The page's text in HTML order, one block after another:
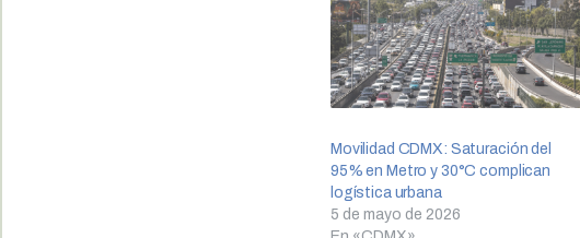
Movilidad CDMX: Saturación del
95% en Metro y 30°C complican
logística urbana
5 de mayo de 2026